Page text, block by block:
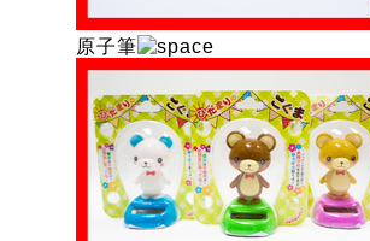
原子筆